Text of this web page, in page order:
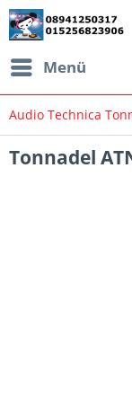
Menü
Audio Technica
Tonnadel